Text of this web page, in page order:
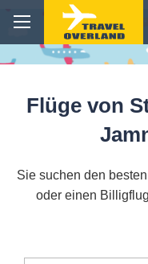
Flüge von
Sie suchen den
oder einen